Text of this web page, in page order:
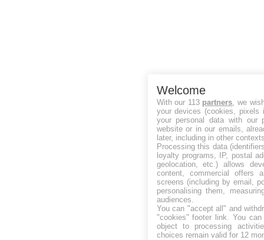
Welcome
With our 113 partners, we
your devices (cookies, pixels
your personal data with our
website or in our emails,
later, including in other
Processing this data
loyalty programs, IP, postal
geolocation, etc.) allows
content, commercial offers
screens (including by email,
personalising them,
audiences.
You can "accept all" and
"cookies" footer link. You can
object to processing
choices remain valid for 12